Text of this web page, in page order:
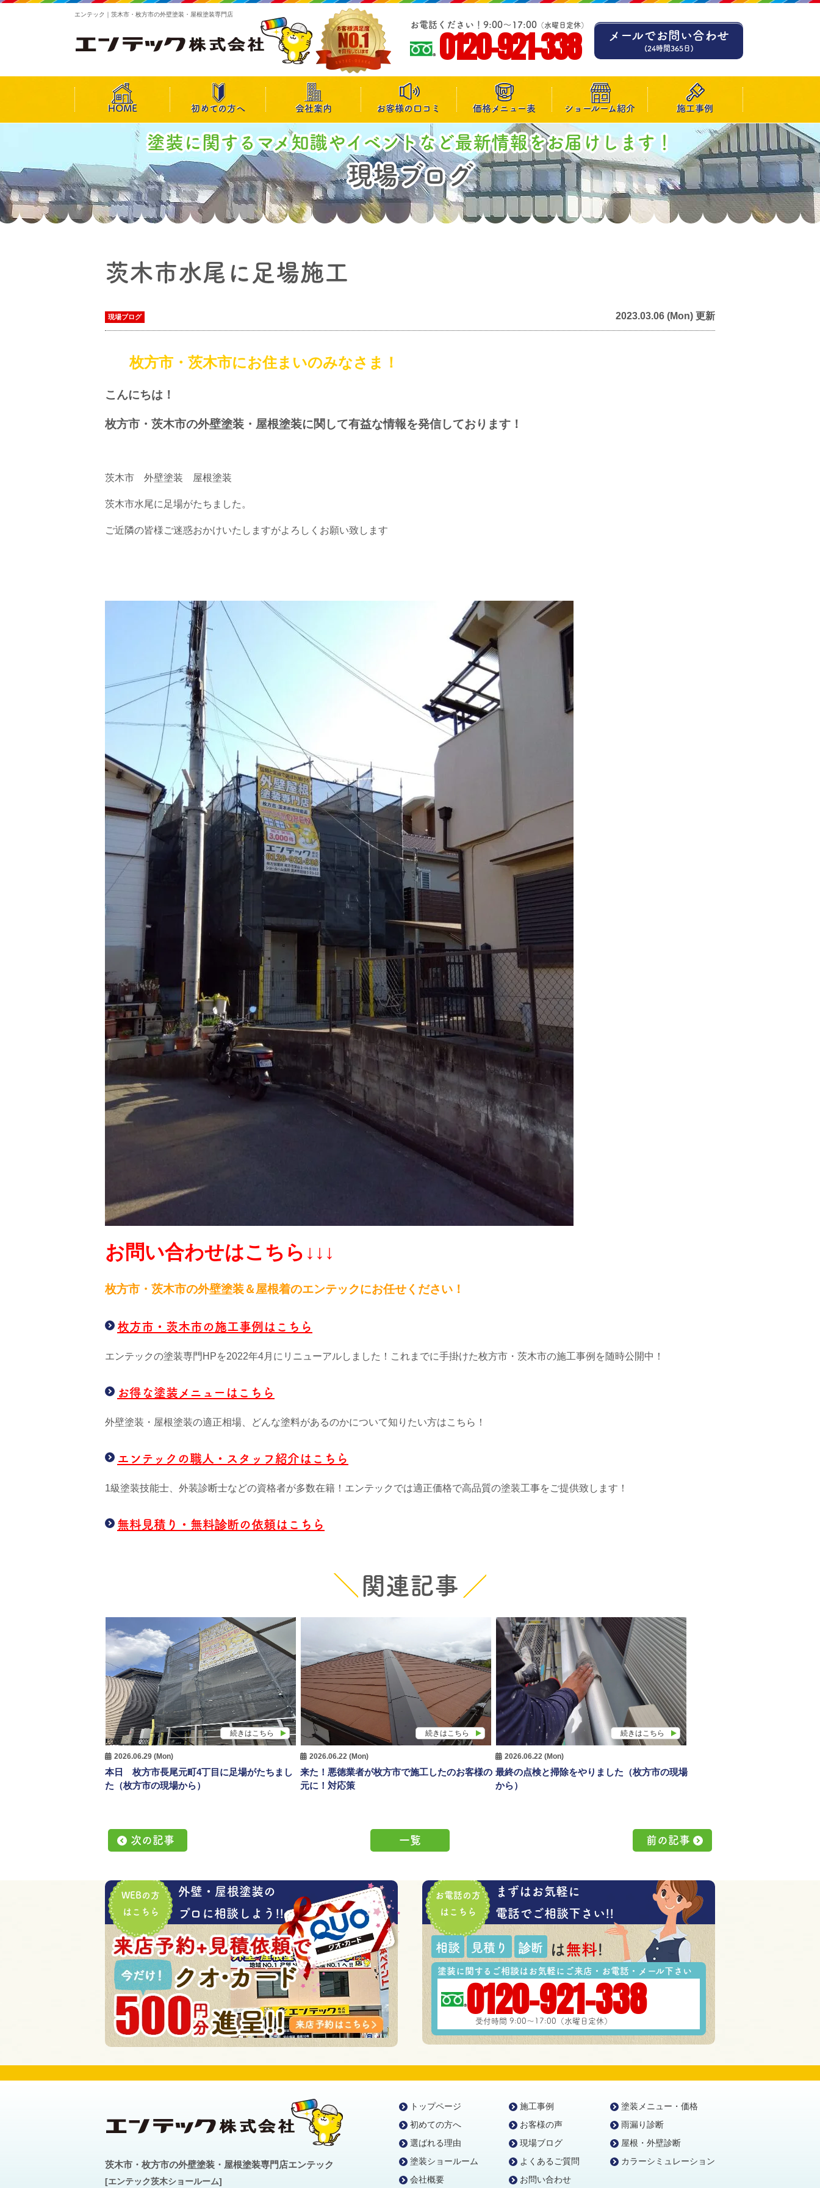
エンテック｜茨木市・枚方市の外壁塗装・屋根塗装専門店
お電話ください！9:00～17:00 （水曜日定休）
0120-921-338 メールでお問い合わせ
(24時間365日)
HOME 初めての方へ 会社案内 お客様の口コミ 価格メニュー表 ショールーム紹介 施工事例
塗装に関するマメ知識やイベントなど最新情報をお届けします！
現場ブログ
茨木市水尾に足場施工
現場ブログ 2023.03.06 (Mon) 更新
枚方市・茨木市にお住まいのみなさま！
こんにちは！
枚方市・茨木市の外壁塗装・屋根塗装に関して有益な情報を発信しております！
茨木市 外壁塗装 屋根塗装
茨木市水尾に足場がたちました。
ご近隣の皆様ご迷惑おかけいたしますがよろしくお願い致します
お問い合わせはこちら↓↓↓
枚方市・茨木市の外壁塗装＆屋根着のエンテックにお任せください！
枚方市・茨木市の施工事例はこちら
エンテックの塗装専門HPを2022年4月にリニューアルしました！これまでに手掛けた枚方市・茨木市の施工事例を随時公開中！
お得な塗装メニューはこちら
外壁塗装・屋根塗装の適正相場、どんな塗料があるのかについて知りたい方はこちら！
エンテックの職人・スタッフ紹介はこちら
1級塗装技能士、外装診断士などの資格者が多数在籍！エンテックでは適正価格で高品質の塗装工事をご提供致します！
無料見積り・無料診断の依頼はこちら
関連記事
続きはこちら
2026.06.29 (Mon)
本日 枚方市長尾元町4丁目に足場がたちまし
た（枚方市の現場から）
続きはこちら
2026.06.22 (Mon)
来た！悪徳業者が枚方市で施工したのお客様の
元に！対応策
続きはこちら
2026.06.22 (Mon)
最終の点検と掃除をやりました（枚方市の現場
から）
次の記事 一覧 前の記事
お電話の方
はこちら
まずはお気軽に
電話でご相談下さい!!
相談 見積り 診断 は無料!
塗装に関するご相談はお気軽にご来店・お電話・メール下さい
0120-921-338
受付時間 9:00～17:00（水曜日定休）
WEBの方
はこちら
外壁・屋根塗装の
プロに相談しよう!!
茨木市・枚方市の外壁塗装・屋根塗装専門店エンテック
[エンテック茨木ショールーム]
トップページ
初めての方へ
選ばれる理由
塗装ショールーム
会社概要
施工事例
お客様の声
現場ブログ
よくあるご質問
お問い合わせ
塗装メニュー・価格
雨漏り診断
屋根・外壁診断
カラーシミュレーション